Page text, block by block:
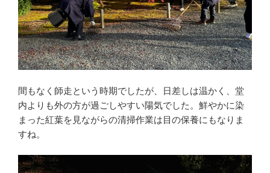
間もなく師走という時期でしたが、日差しは温かく、堂
内よりも外の方が過ごしやすい陽気でした。鮮やかに染
まった紅葉を見ながらの清掃作業は目の保養にもなりま
すね。